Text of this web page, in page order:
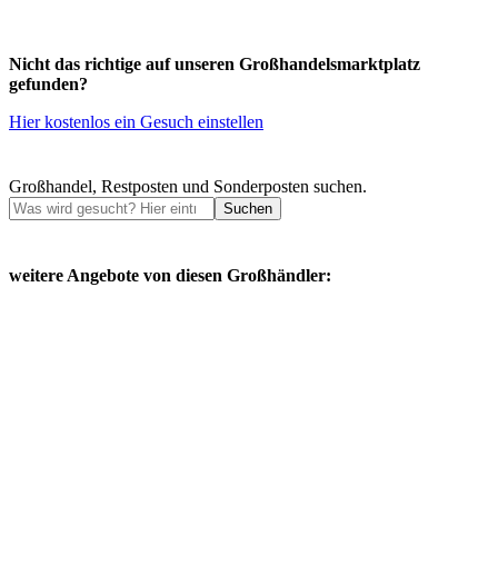
Nicht das richtige auf unseren Großhandelsmarktplatz
gefunden?
Hier kostenlos ein Gesuch einstellen
Großhandel, Restposten und Sonderposten suchen.
Suchen
weitere Angebote von diesen Großhändler: